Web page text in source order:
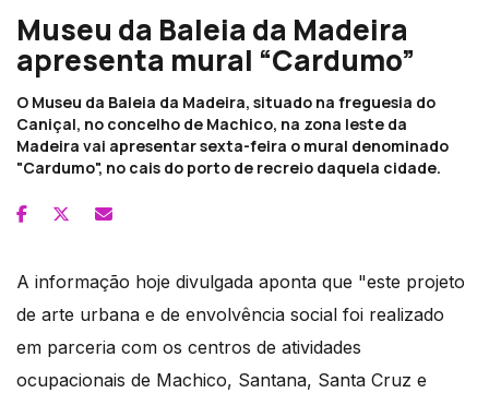
Museu da Baleia da Madeira
apresenta mural “Cardumo”
O Museu da Baleia da Madeira, situado na freguesia do
Caniçal, no concelho de Machico, na zona leste da
Madeira vai apresentar sexta-feira o mural denominado
"Cardumo", no cais do porto de recreio daquela cidade.
A informação hoje divulgada aponta que "este projeto
de arte urbana e de envolvência social foi realizado
em parceria com os centros de atividades
ocupacionais de Machico, Santana, Santa Cruz e